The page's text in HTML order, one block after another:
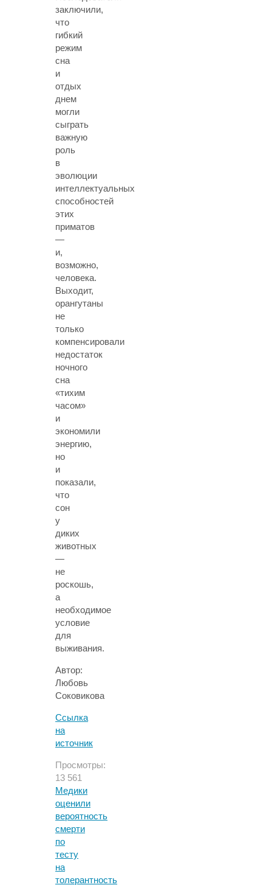
заключили,
что
гибкий
режим
сна
и
отдых
днем
могли
сыграть
важную
роль
в
эволюции
интеллектуальных
способностей
этих
приматов
—
и,
возможно,
человека.
Выходит,
орангутаны
не
только
компенсировали
недостаток
ночного
сна
«тихим
часом»
и
экономили
энергию,
но
и
показали,
что
сон
у
диких
животных
—
не
роскошь,
а
необходимое
условие
для
выживания.
Автор:
Любовь
Соковикова
Ссылка
на
источник
Просмотры:
13 561
Медики
оценили
вероятность
смерти
по
тесту
на
толерантность